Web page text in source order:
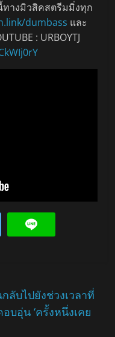
างมิวสิคสตรีมมิ่งทุก
dumbass และ
: URBOYTJ
กลับไปยังช่วงเวลาที่
บอุ่น ‘ครั้งหนึ่งเคย